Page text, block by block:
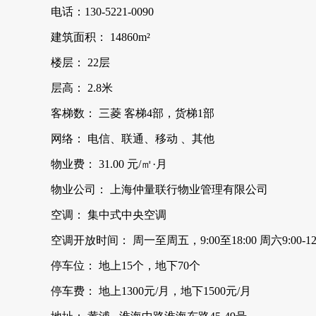
电话：130-5221-0090
建筑面积： 14860m²
楼层： 22层
层高： 2.8米
客梯数： 三菱 客梯4部，货梯1部
网络： 电信、联通、移动 、其他
物业费： 31.00 元/㎡·月
物业公司： 上海仲量联行物业管理有限公司
空调： 集中式中央空调
空调开放时间： 周一至周五，9:00至18:00 周六9:00-
停车位： 地上15个，地下70个
停车费： 地上1300元/月，地下1500元/月